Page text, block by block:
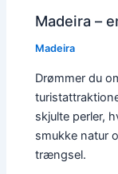
Madeira –
Madeira
Drømmer du
skjulte perler,
smukke natur
trængsel.